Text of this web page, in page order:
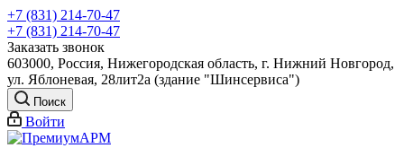
+7 (831) 214-70-47
+7 (831) 214-70-47
Заказать звонок
603000, Россия, Нижегородская область, г. Нижний Новгород,
ул. Яблоневая, 28лит2а (здание "Шинсервиса")
Поиск
Войти